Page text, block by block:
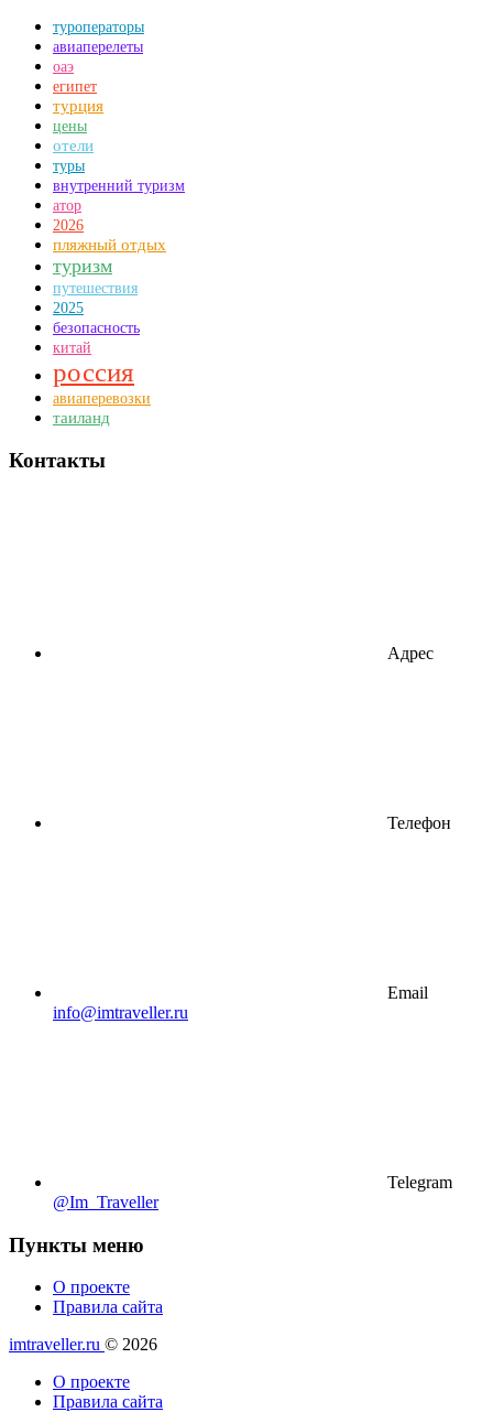
туроператоры
авиаперелеты
оаэ
египет
турция
цены
отели
туры
внутренний туризм
атор
2026
пляжный отдых
туризм
путешествия
2025
безопасность
китай
россия
авиаперевозки
таиланд
Контакты
Адрес
Телефон
Email
info@imtraveller.ru
Telegram
@Im_Traveller
Пункты меню
О проекте
Правила сайта
imtraveller.ru © 2026
О проекте
Правила сайта